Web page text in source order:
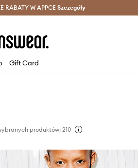
Dostawa nawet w 24h >
RABATY W APPCESzczegóły
Gift Card
produktów: 210